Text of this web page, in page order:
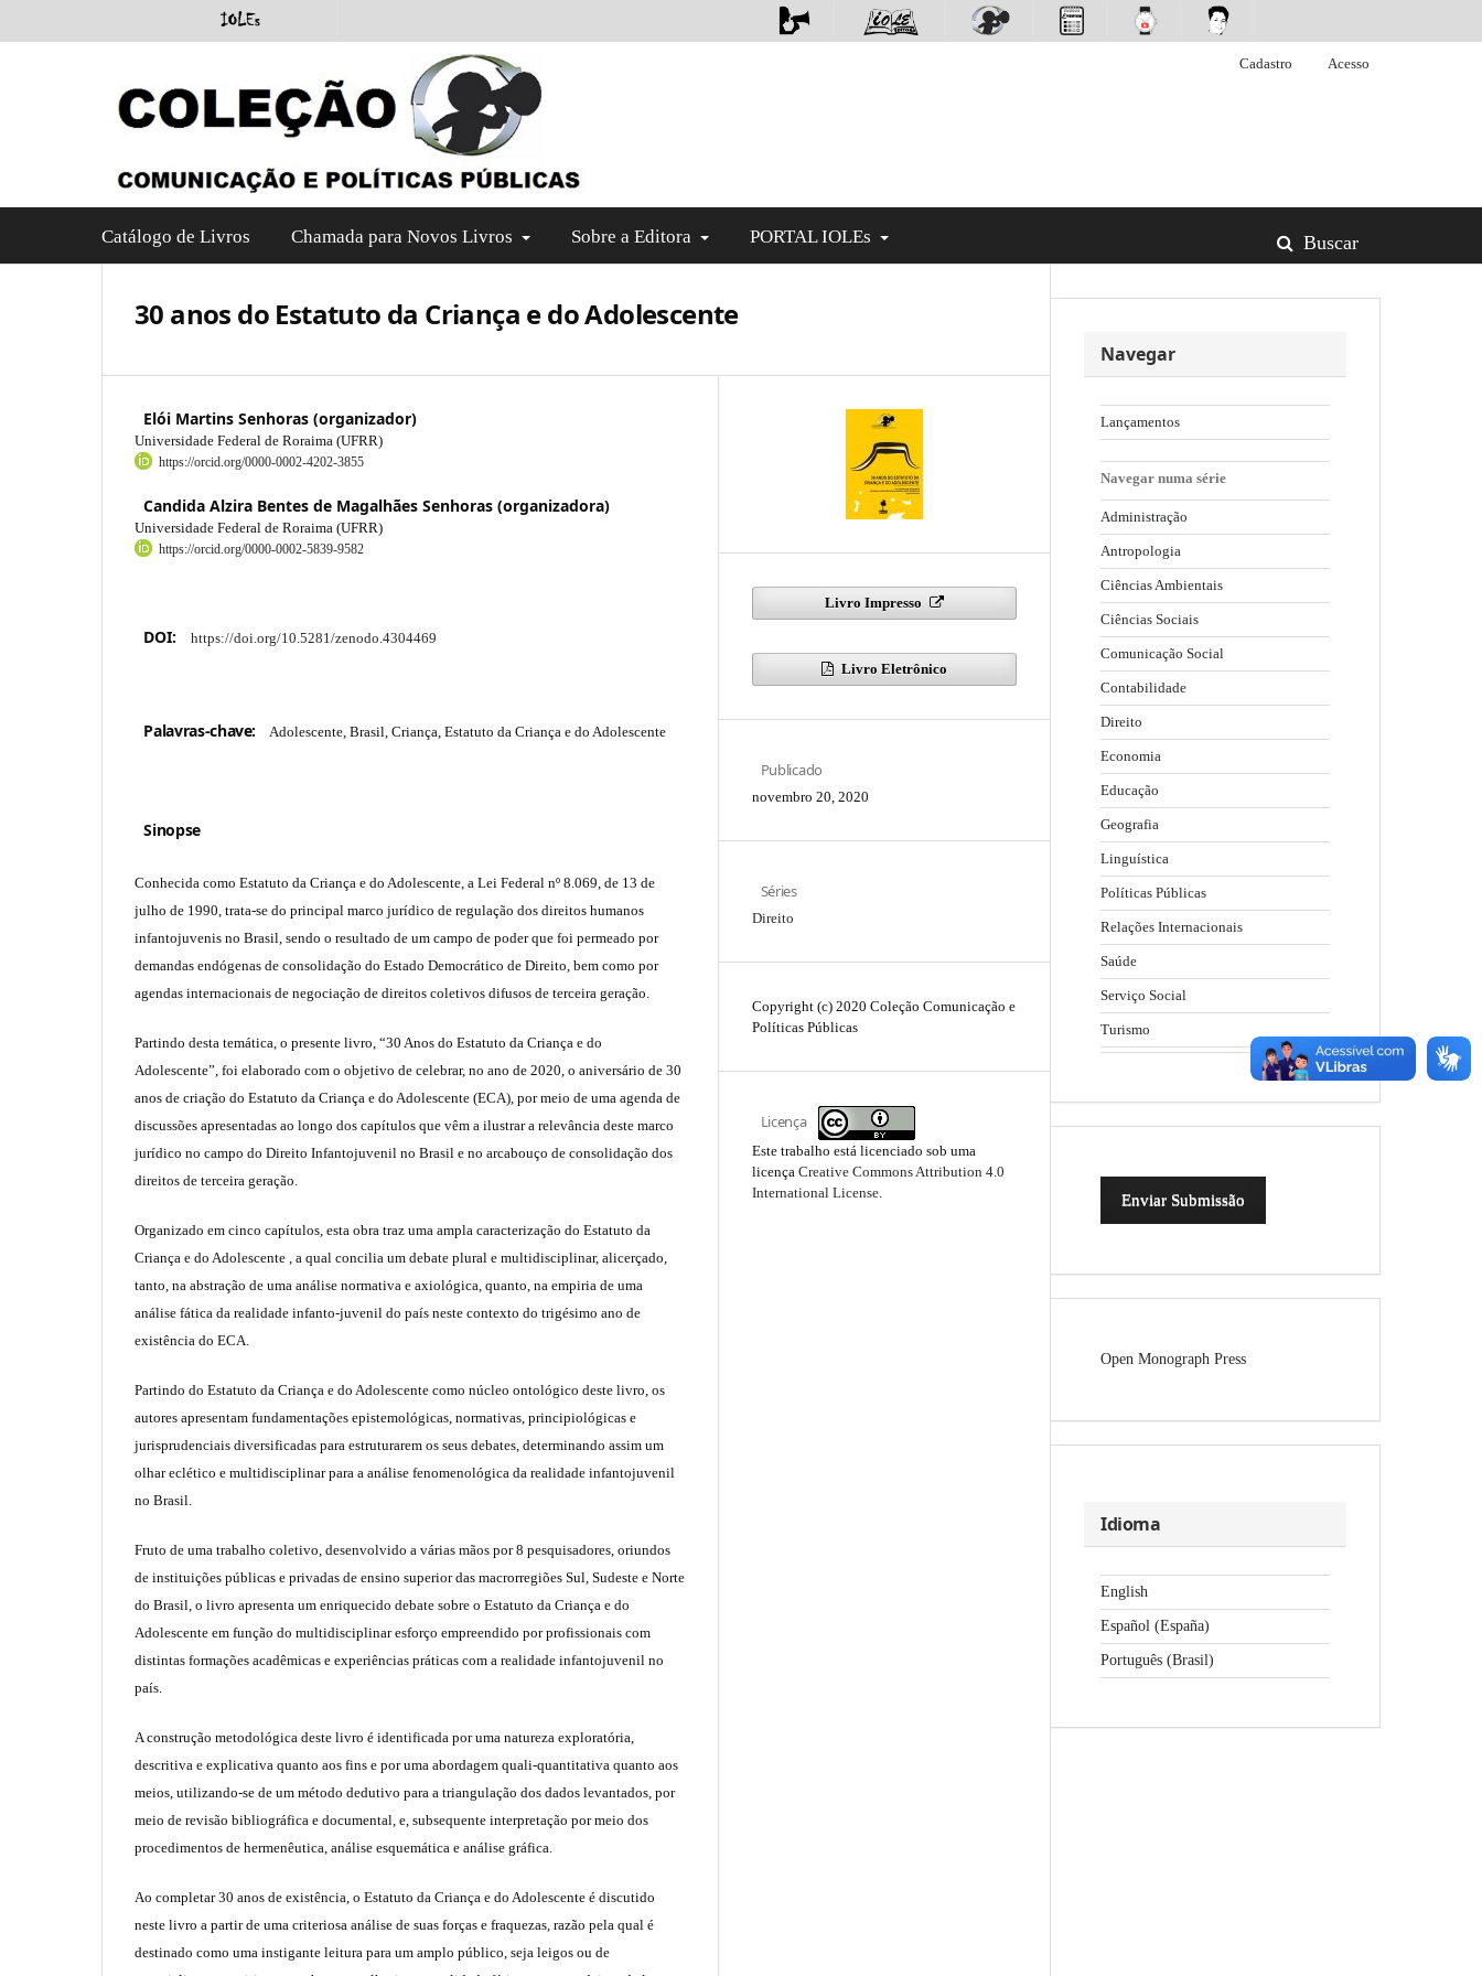
Cadastro Acesso
Catálogo de Livros Chamada para Novos Livros Sobre a Editora PORTAL IOLEs Buscar
30 anos do Estatuto da Criança e do Adolescente
Elói Martins Senhoras (organizador)
Universidade Federal de Roraima (UFRR)
https://orcid.org/0000-0002-4202-3855
Candida Alzira Bentes de Magalhães Senhoras (organizadora)
Universidade Federal de Roraima (UFRR)
https://orcid.org/0000-0002-5839-9582
DOI: https://doi.org/10.5281/zenodo.4304469
Palavras-chave: Adolescente, Brasil, Criança, Estatuto da Criança e do Adolescente
Sinopse
Conhecida como Estatuto da Criança e do Adolescente, a Lei Federal nº 8.069, de 13 de
julho de 1990, trata-se do principal marco jurídico de regulação dos direitos humanos
infantojuvenis no Brasil, sendo o resultado de um campo de poder que foi permeado por
demandas endógenas de consolidação do Estado Democrático de Direito, bem como por
agendas internacionais de negociação de direitos coletivos difusos de terceira geração.
Partindo desta temática, o presente livro, “30 Anos do Estatuto da Criança e do
Adolescente”, foi elaborado com o objetivo de celebrar, no ano de 2020, o aniversário de 30
anos de criação do Estatuto da Criança e do Adolescente (ECA), por meio de uma agenda de
discussões apresentadas ao longo dos capítulos que vêm a ilustrar a relevância deste marco
jurídico no campo do Direito Infantojuvenil no Brasil e no arcabouço de consolidação dos
direitos de terceira geração.
Organizado em cinco capítulos, esta obra traz uma ampla caracterização do Estatuto da
Criança e do Adolescente , a qual concilia um debate plural e multidisciplinar, alicerçado,
tanto, na abstração de uma análise normativa e axiológica, quanto, na empiria de uma
análise fática da realidade infanto-juvenil do país neste contexto do trigésimo ano de
existência do ECA.
Partindo do Estatuto da Criança e do Adolescente como núcleo ontológico deste livro, os
autores apresentam fundamentações epistemológicas, normativas, principiológicas e
jurisprudenciais diversificadas para estruturarem os seus debates, determinando assim um
olhar eclético e multidisciplinar para a análise fenomenológica da realidade infantojuvenil
no Brasil.
Fruto de uma trabalho coletivo, desenvolvido a várias mãos por 8 pesquisadores, oriundos
de instituições públicas e privadas de ensino superior das macrorregiões Sul, Sudeste e Norte
do Brasil, o livro apresenta um enriquecido debate sobre o Estatuto da Criança e do
Adolescente em função do multidisciplinar esforço empreendido por profissionais com
distintas formações acadêmicas e experiências práticas com a realidade infantojuvenil no
país.
A construção metodológica deste livro é identificada por uma natureza exploratória,
descritiva e explicativa quanto aos fins e por uma abordagem quali-quantitativa quanto aos
meios, utilizando-se de um método dedutivo para a triangulação dos dados levantados, por
meio de revisão bibliográfica e documental, e, subsequente interpretação por meio dos
procedimentos de hermenêutica, análise esquemática e análise gráfica.
Ao completar 30 anos de existência, o Estatuto da Criança e do Adolescente é discutido
neste livro a partir de uma criteriosa análise de suas forças e fraquezas, razão pela qual é
destinado como uma instigante leitura para um amplo público, seja leigos ou de
Livro Impresso
Livro Eletrônico
Publicado
novembro 20, 2020
Séries
Direito
Copyright (c) 2020 Coleção Comunicação e
Políticas Públicas
Licença
Este trabalho está licenciado sob uma
licença Creative Commons Attribution 4.0
International License.
Navegar
Lançamentos
Navegar numa série
Administração
Antropologia
Ciências Ambientais
Ciências Sociais
Comunicação Social
Contabilidade
Direito
Economia
Educação
Geografia
Linguística
Políticas Públicas
Relações Internacionais
Saúde
Serviço Social
Turismo
Enviar Submissão
Open Monograph Press
Idioma
English
Español (España)
Português (Brasil)